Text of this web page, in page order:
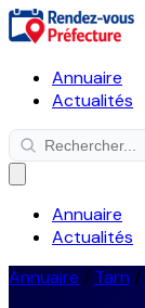
Annuaire
Actualités
Annuaire
Actualités
Annuaire / Tarn /